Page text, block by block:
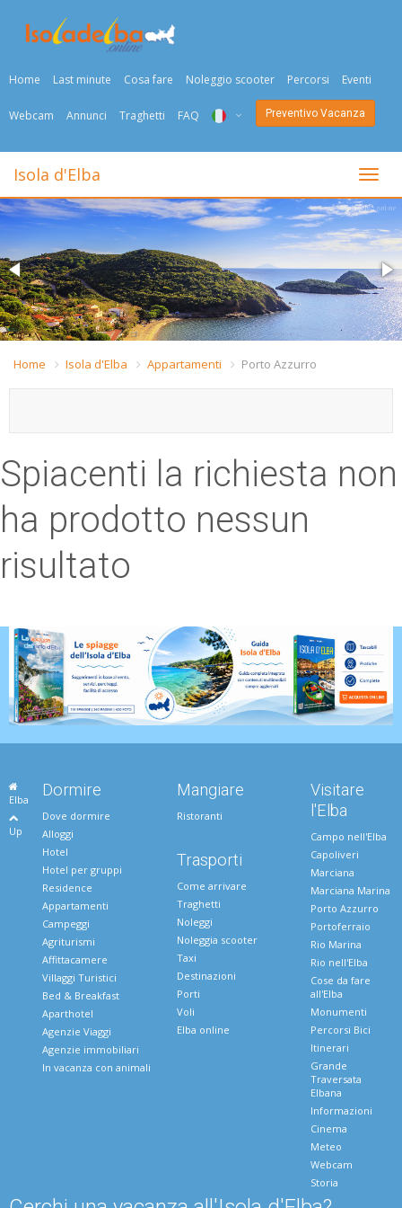
Home Last minute Cosa fare Noleggio scooter Percorsi Eventi
Webcam Annunci Traghetti FAQ
ENG
DEU
NED
FRA
DAN
SLO
Preventivo Vacanza
Togli
Isola d'Elba
Home Isola d'Elba Appartamenti Porto Azzurro
Spiacenti la richiesta non
ha prodotto nessun
risultato
Elba
Up
Dormire
Dove dormire
Alloggi
Hotel
Hotel per gruppi
Residence
Appartamenti
Campeggi
Agriturismi
Affittacamere
Villaggi Turistici
Bed & Breakfast
Aparthotel
Agenzie Viaggi
Agenzie immobiliari
In vacanza con animali
Mangiare
Ristoranti
Trasporti
Come arrivare
Traghetti
Noleggi
Noleggia scooter
Taxi
Destinazioni
Porti
Voli
Elba online
Visitare
l'Elba
Campo nell'Elba
Capoliveri
Marciana
Marciana Marina
Porto Azzurro
Portoferraio
Rio Marina
Rio nell'Elba
Cose da fare
all'Elba
Monumenti
Percorsi Bici
Itinerari
Grande
Traversata
Elbana
Informazioni
Cinema
Meteo
Webcam
Storia